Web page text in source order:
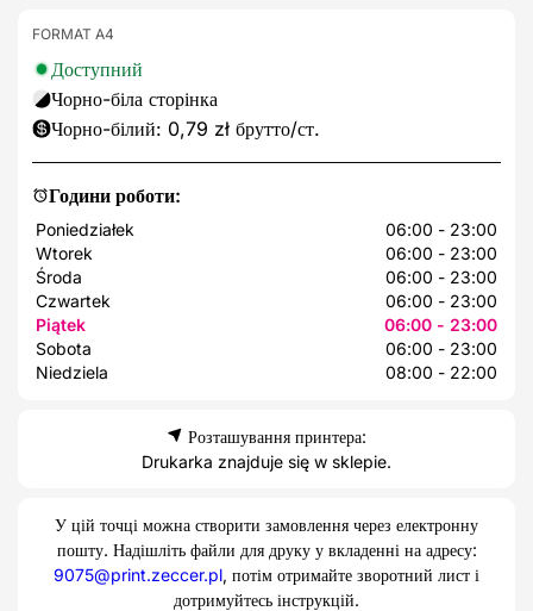
Години роботи:
Poniedziałek
06:00 - 23:00
Wtorek
06:00 - 23:00
Środa
06:00 - 23:00
Czwartek
06:00 - 23:00
Piątek
06:00 - 23:00
Sobota
06:00 - 23:00
Niedziela
08:00 - 22:00
FORMAT A4
Доступний
Чорно-біла сторінка
Чорно-білий: 0,79 zł брутто/ст.
Розташування принтера:
Drukarka znajduje się w sklepie.
У цій точці можна створити замовлення через електронну
пошту. Надішліть файли для друку у вкладенні на адресу:
9075@print.zeccer.pl, потім отримайте зворотний лист і
дотримуйтесь інструкцій.